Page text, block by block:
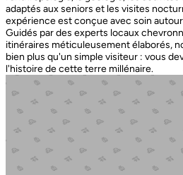
adaptés aux seniors et les visites
expérience est conçue avec soin
Guidés par des experts locaux
itinéraires méticuleusement élaborés,
bien plus qu'un simple visiteur : vous
l'histoire de cette terre millénaire.